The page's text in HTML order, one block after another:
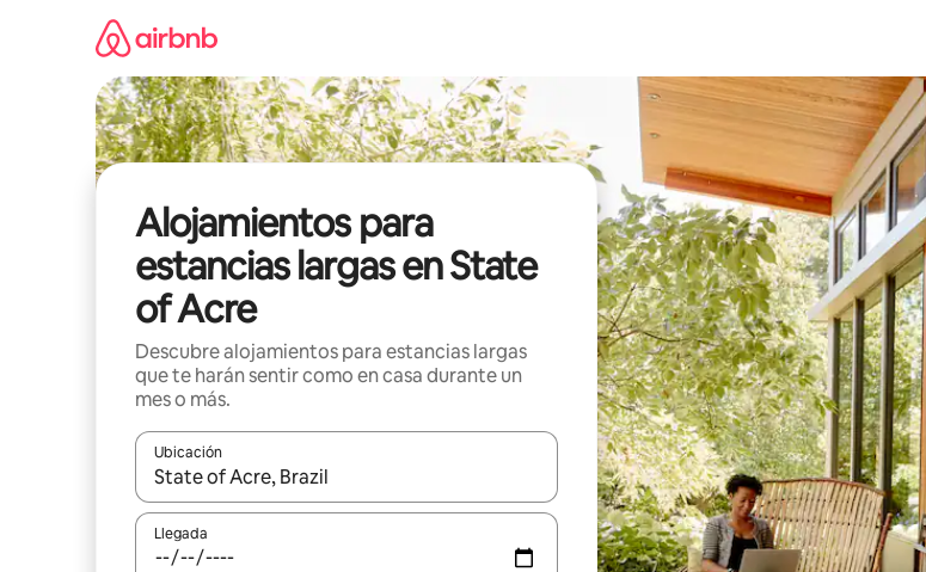
Alojamientos para
estancias largas en State
of Acre
Descubre alojamientos para estancias largas
que te harán sentir como en casa durante un
mes o más.
Ubicación
Cuando los resultados estén disponibles, podrás navegar usando las teclas de las flechas hacia
Llegada